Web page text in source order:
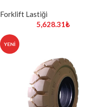
Forklift Lastiği
5,628.31₺
YENI